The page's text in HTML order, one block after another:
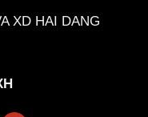
XD HAI DANG